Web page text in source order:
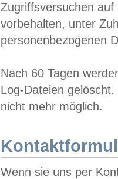
Zugriffsversuchen
vorbehalten, unter
personenbezogenen
Nach 60 Tagen
Log-Dateien
nicht mehr möglich.
Wenn sie uns per